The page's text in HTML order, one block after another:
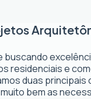
buscando
residenciais e
duas
muito bem as